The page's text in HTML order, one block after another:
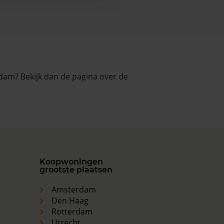
Bekijk dan de pagina over de
Koopwoningen
grootste plaatsen
Amsterdam
Den Haag
Rotterdam